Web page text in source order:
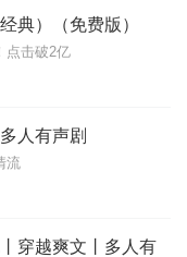
典）（免费版）
点击破2亿
人有声剧
流
穿越爽文丨多人有